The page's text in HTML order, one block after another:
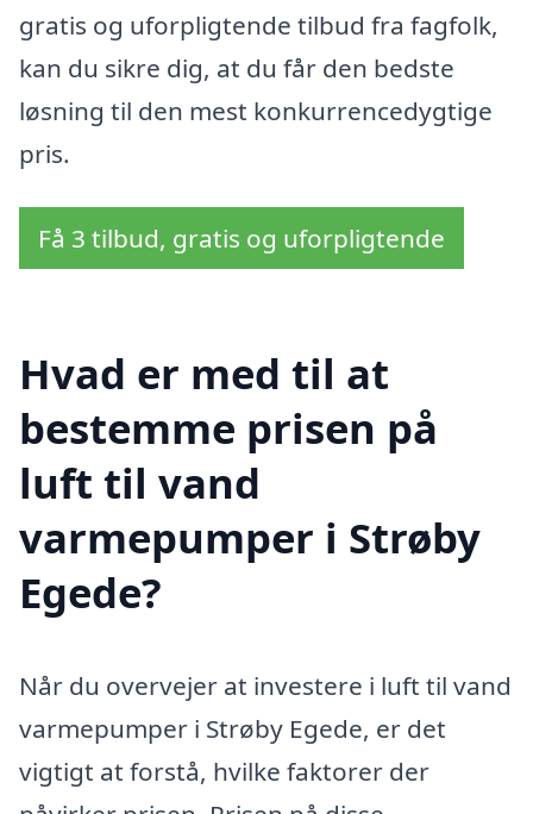
gratis og uforpligtende tilbud fra fagfolk,
kan du sikre dig, at du får den bedste
løsning til den mest konkurrencedygtige
pris.
Få 3 tilbud, gratis og uforpligtende
Hvad er med til at
bestemme prisen på
luft til vand
varmepumper i Strøby
Egede?
Når du overvejer at investere i luft til vand
varmepumper i Strøby Egede, er det
vigtigt at forstå, hvilke faktorer der